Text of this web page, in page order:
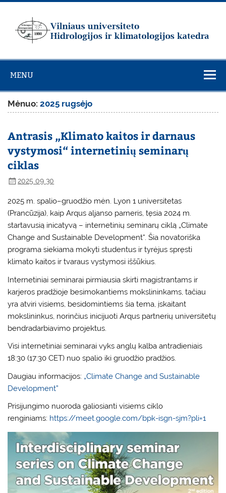
Skip
universiteto
Hidrologijos ir
klimatologijos
katedra
MENU
Mėnuo:2025 rugsėjo
Antrasis „Klimato kaitos ir darnaus
vystymosi“ internetinių seminarų
ciklas
2025 09 30
2025 m. spalio–gruodžio mėn. Lyon 1 universitetas
(Prancūzija), kaip Arqus aljanso parneris, tęsia 2024 m.
startavusią inicatyvą – internetinių seminarų ciklą „Climate
Change and Sustainable Development“. Šia novatoriška
programa siekiama mokyti studentus ir tyrėjus spręsti
klimato kaitos ir tvaraus vystymosi iššūkius.
Internetiniai seminarai pirmiausia skirti magistrantams ir
karjeros pradžioje besimokantiems mokslininkams, tačiau
yra atviri visiems, besidomintiems šia tema, įskaitant
mokslininkus, norinčius inicijuoti Arqus partnerių universitetų
bendradarbiavimo projektus.
Visi internetiniai seminarai vyks anglų kalba antradieniais
18:30 (17:30 CET) nuo spalio iki gruodžio pradžios.
Daugiau informacijos: „Climate Change and Sustainable
Development”
Prisijungimo nuoroda galiosianti visiems ciklo
renginiams: https://meet.google.com/bpk-isgn-sjm?pli=1